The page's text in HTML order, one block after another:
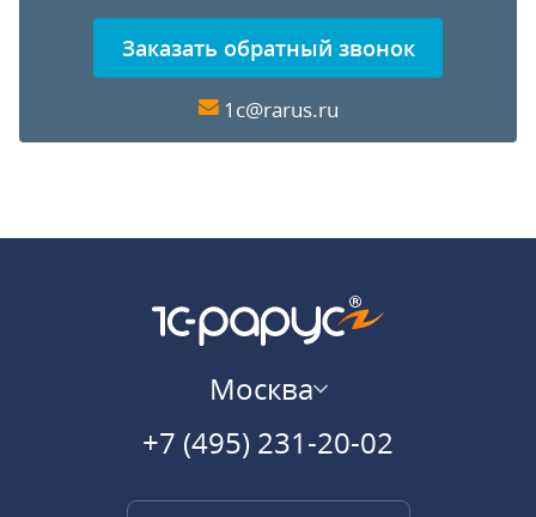
Заказать обратный звонок
1c@rarus.ru
Москва
+7 (495) 231-20-02